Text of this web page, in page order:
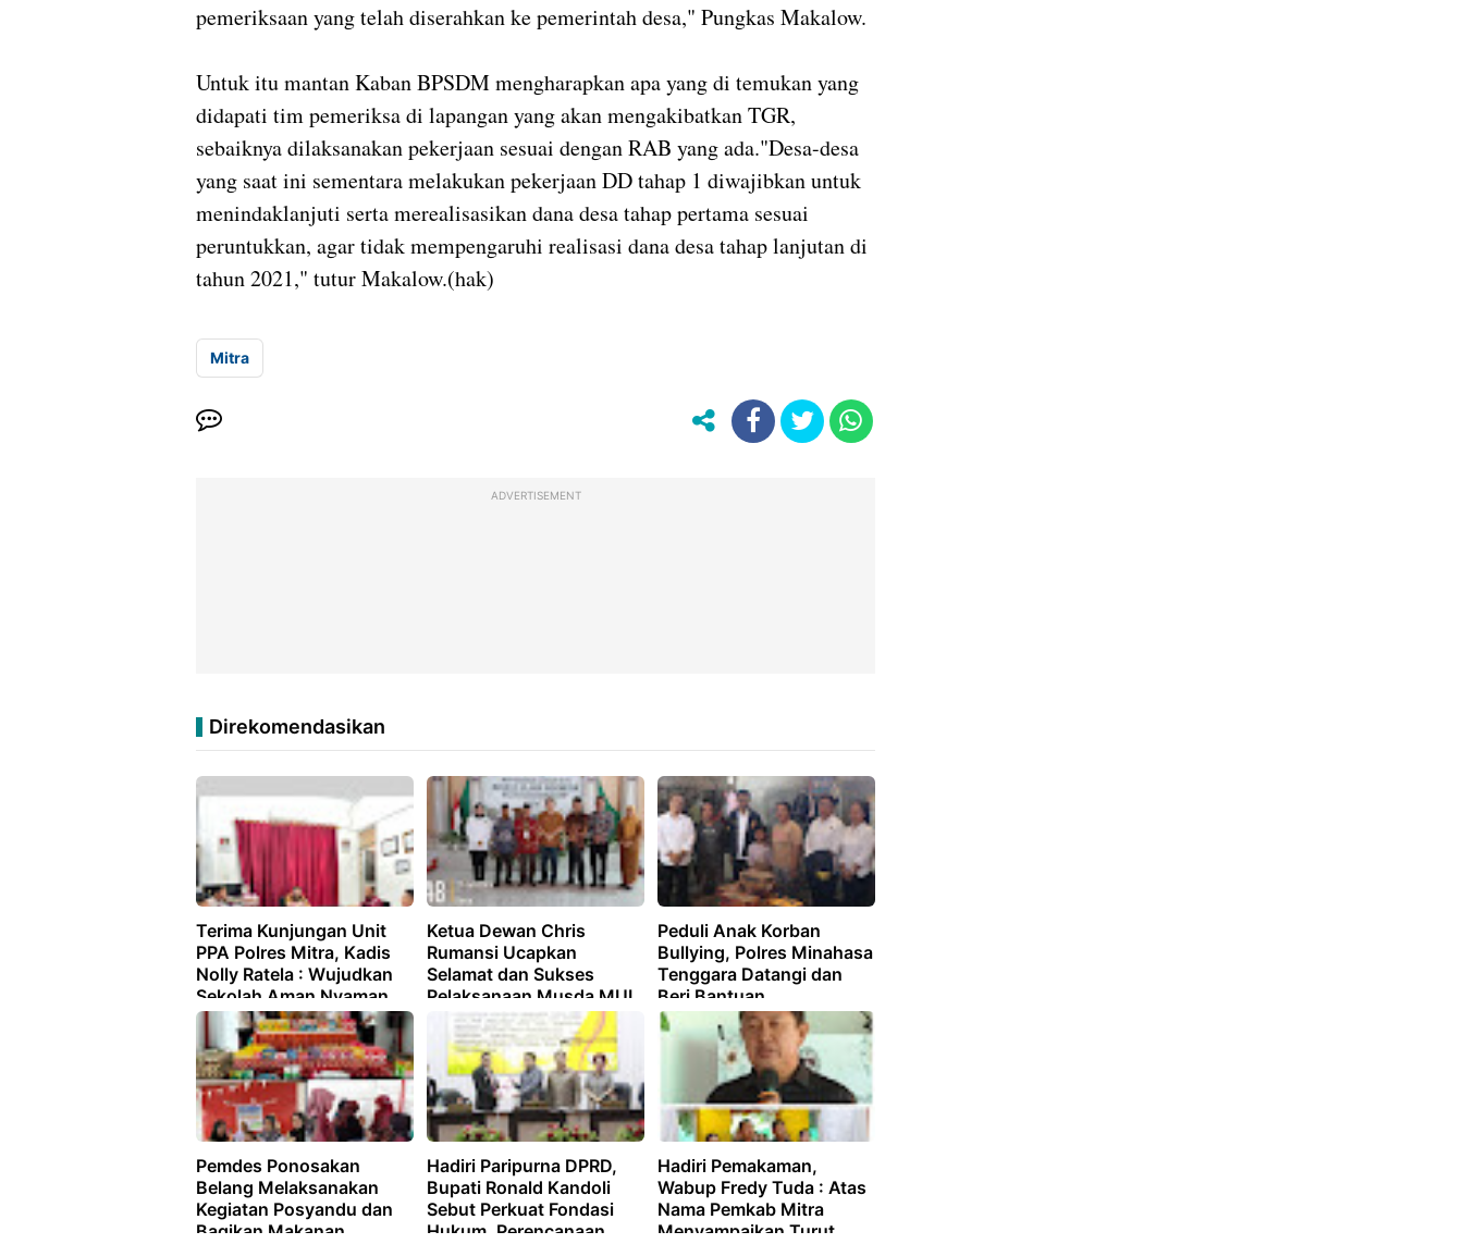
pemeriksaan yang telah diserahkan ke pemerintah desa," Pungkas Makalow.
Untuk itu mantan Kaban BPSDM mengharapkan apa yang di temukan yang
didapati tim pemeriksa di lapangan yang akan mengakibatkan TGR,
sebaiknya dilaksanakan pekerjaan sesuai dengan RAB yang ada."Desa-desa
yang saat ini sementara melakukan pekerjaan DD tahap 1 diwajibkan untuk
menindaklanjuti serta merealisasikan dana desa tahap pertama sesuai
peruntukkan, agar tidak mempengaruhi realisasi dana desa tahap lanjutan di
tahun 2021," tutur Makalow.(hak)
Mitra
ADVERTISEMENT
Direkomendasikan
Terima Kunjungan Unit
PPA Polres Mitra, Kadis
Nolly Ratela : Wujudkan
Sekolah Aman Nyaman
Ketua Dewan Chris
Rumansi Ucapkan
Selamat dan Sukses
Pelaksanaan Musda MUI
Kabupaten Mitra
‎Peduli Anak Korban
Bullying, Polres Minahasa
Tenggara Datangi dan
Beri Bantuan
Pemdes Ponosakan
Belang Melaksanakan
Kegiatan Posyandu dan
Bagikan Makanan
Hadiri Paripurna DPRD,
Bupati Ronald Kandoli
Sebut Perkuat Fondasi
Hukum, Perencanaan
Hadiri Pemakaman,
Wabup Fredy Tuda : Atas
Nama Pemkab Mitra
Menyampaikan Turut